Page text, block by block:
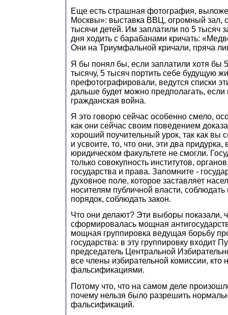
Еще есть страшная фотография,
Москвы»: выставка ВВЦ, огромный зал,
тысячи детей. Им заплатили по 5 тысяч
дня ходить с барабанами кричать:
Они на Триумфальной кричали, пряча
Я бы понял бы, если заплатили хотя бы
тысячу, 5 тысяч портить себе будущую
префотографировали, ведутся списки
дальше будет можно предполагать, если
гражданская война.
Я это говорю сейчас особенно смело,
как они сейчас своим поведением
хороший поучительный урок, так как вы
и усвоите, то, что они, эти два
юридическом факультете не смогли.
только совокупность институтов,
государства и права. Запомните -
духовное поле, которое заставляет
носителям публичной власти, соблюдать
порядок, соблюдать закон.
Что они делают? Эти выборы показали,
сформировалась мощная
мощная группировка ведущая борьбу
государства: в эту группировку входит
председатель Центральной
все члены избирательной комиссии, кто
фальсификациями.
Потому что, что на самом деле
почему нельзя было разрешить
фальсификаций.